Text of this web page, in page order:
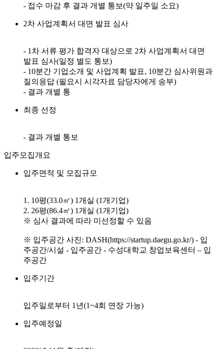
- 접수 마감 후 결과 개별 통보(약 일주일 소요)
2차 사업계획서 대면 발표 심사
- 1차 서류 평가 합격자 대상으로 2차 사업계획서 대면
발표 심사(일정 별도 통보)
- 10분간 기업소개 및 사업계획 발표, 10분간 심사위원과
질의응답 (필요시 시각자료 담당자에게 송부)
- 결과 개별 통
최종 선정
- 결과 개별 통보
입주모집개요
입주면적 및 모집규모
1. 10평(33.0㎡) 1개실 (1개기업)
2. 26평(86.4㎡) 1개실 (1개기업)
※ 심사 결과에 따라 미선정할 수 있음
※ 입주공간 사진: DASH(https://startup.daegu.go.kr/) - 입
주공간/시설 - 입주공간 - 수성대학교 창업보육센터 – 입
주공간
입주기간
입주일로부터 1년(1~4회 연장 가능)
입주예정일